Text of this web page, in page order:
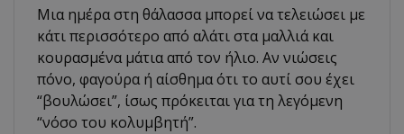
Μια ημέρα στη θάλασσα μπορεί να τελειώσει με
κάτι περισσότερο από αλάτι στα μαλλιά και
κουρασμένα μάτια από τον ήλιο. Αν νιώσεις
πόνο, φαγούρα ή αίσθημα ότι το αυτί σου έχει
“βουλώσει”, ίσως πρόκειται για τη λεγόμενη
“νόσο του κολυμβητή”.